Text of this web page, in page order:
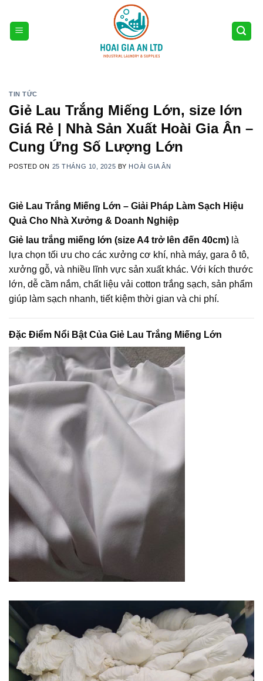
content
TIN TỨC
Giẻ Lau Trắng Miếng Lớn, size lớn
Giá Rẻ | Nhà Sản Xuất Hoài Gia Ân –
Cung Ứng Số Lượng Lớn
POSTED ON 25 THÁNG 10, 2025 BY HOÀI GIA ÂN
Giẻ Lau Trắng Miếng Lớn – Giải Pháp Làm Sạch Hiệu
Quả Cho Nhà Xưởng & Doanh Nghiệp
Giẻ lau trắng miếng lớn (size A4 trở lên đến 40cm) là
lựa chọn tối ưu cho các xưởng cơ khí, nhà máy, gara ô tô,
xưởng gỗ, và nhiều lĩnh vực sản xuất khác. Với kích thước
lớn, dễ cầm nắm, chất liệu vải cotton trắng sạch, sản phẩm
giúp làm sạch nhanh, tiết kiệm thời gian và chi phí.
Đặc Điểm Nổi Bật Của Giẻ Lau Trắng Miếng Lớn